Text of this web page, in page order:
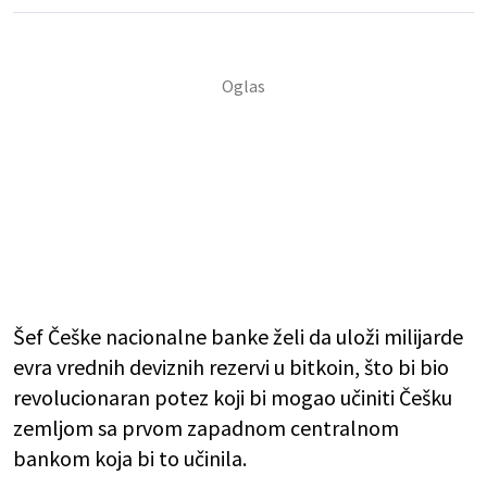
Šef Češke nacionalne banke želi da uloži milijarde
evra vrednih deviznih rezervi u bitkoin, što bi bio
revolucionaran potez koji bi mogao učiniti Češku
zemljom sa prvom zapadnom centralnom
bankom koja bi to učinila.